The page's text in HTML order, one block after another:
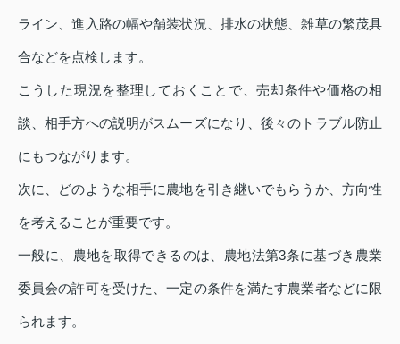
ライン、進入路の幅や舗装状況、排水の状態、雑草の繁茂具
合などを点検します。
こうした現況を整理しておくことで、売却条件や価格の相
談、相手方への説明がスムーズになり、後々のトラブル防止
にもつながります。
次に、どのような相手に農地を引き継いでもらうか、方向性
を考えることが重要です。
一般に、農地を取得できるのは、農地法第3条に基づき農業
委員会の許可を受けた、一定の条件を満たす農業者などに限
られます。